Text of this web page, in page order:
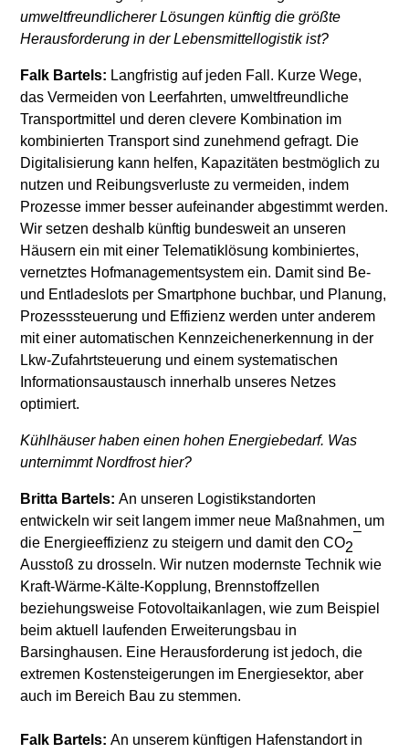
umweltfreundlicherer Lösungen künftig die größte
Herausforderung in der Lebensmittellogistik ist?
Falk Bartels: Langfristig auf jeden Fall. Kurze Wege,
das Vermeiden von Leerfahrten, umweltfreundliche
Transportmittel und deren clevere Kombination im
kombinierten Transport sind zunehmend gefragt. Die
Digitalisierung kann helfen, Kapazitäten bestmöglich zu
nutzen und Reibungsverluste zu vermeiden, indem
Prozesse immer besser aufeinander abgestimmt werden.
Wir setzen deshalb künftig bundesweit an unseren
Häusern ein mit einer Telematiklösung kombiniertes,
vernetztes Hofmanagementsystem ein. Damit sind Be-
und Entladeslots per Smartphone buchbar, und Planung,
Prozesssteuerung und Effizienz werden unter anderem
mit einer automatischen Kennzeichenerkennung in der
Lkw-Zufahrtsteuerung und einem systematischen
Informationsaustausch innerhalb unseres Netzes
optimiert.
Kühlhäuser haben einen hohen Energiebedarf. Was
unternimmt Nordfrost hier?
Britta Bartels: An unseren Logistikstandorten
entwickeln wir seit langem immer neue Maßnahmen, um
die Energieeffizienz zu steigern und damit den CO2
–
Ausstoß zu drosseln. Wir nutzen modernste Technik wie
Kraft-Wärme-Kälte-Kopplung, Brennstoffzellen
beziehungsweise Fotovoltaikanlagen, wie zum Beispiel
beim aktuell laufenden Erweiterungsbau in
Barsinghausen. Eine Herausforderung ist jedoch, die
extremen Kostensteigerungen im Energiesektor, aber
auch im Bereich Bau zu stemmen.
Falk Bartels: An unserem künftigen Hafenstandort in